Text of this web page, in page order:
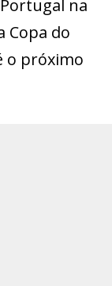
na
Copa do
o próximo